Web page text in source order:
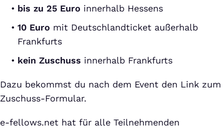
bis zu 25 Euro innerhalb Hessens
10 Euro mit Deutschlandticket außerhalb
Frankfurts
kein Zuschuss innerhalb Frankfurts
Dazu bekommst du nach dem Event den Link zum
Zuschuss-Formular.
e-fellows.net hat für alle Teilnehmenden